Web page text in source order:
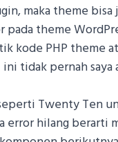
maka theme bisa
pada theme
kode PHP theme
tidak pernah saya
Twenty Ten
hilang berarti